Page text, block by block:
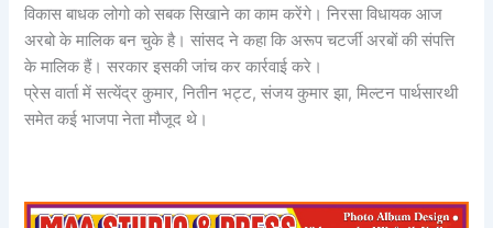
विकास बाधक लोगो को सबक सिखाने का काम करेंगे। निरसा विधायक आज
अरबो के मालिक बन चुके है। सांसद ने कहा कि अरूप चटर्जी अरबों की संपत्ति
के मालिक हैं। सरकार इसकी जांच कर कार्रवाई करे।
प्रेस वार्ता में सत्येंद्र कुमार, नितीन भट्ट, संजय कुमार झा, मिल्टन पार्थसारथी
समेत कई भाजपा नेता मौजूद थे।